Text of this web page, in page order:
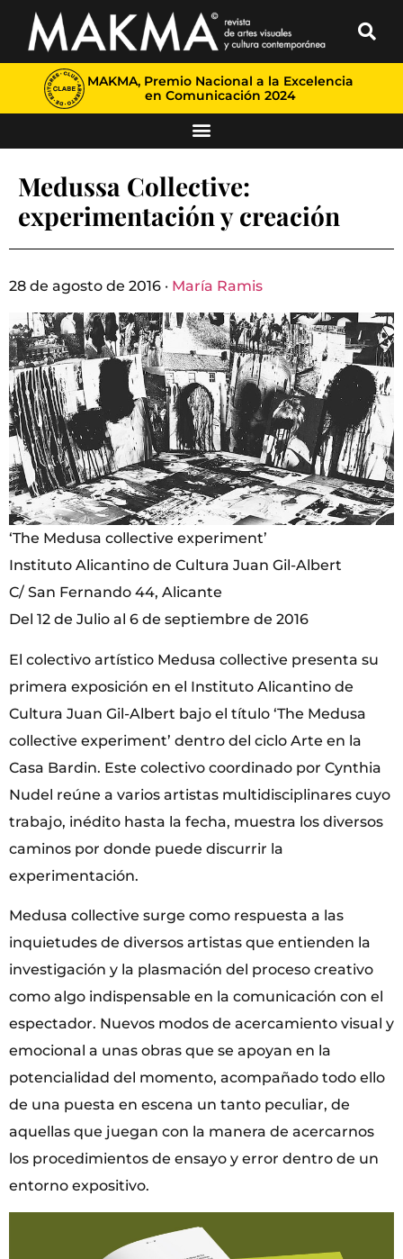
MAKMA, Premio Nacional a la Excelencia
en Comunicación 2024
Medussa Collective:
experimentación y creación
28 de agosto de 2016 · María Ramis
‘The Medusa collective experiment’
Instituto Alicantino de Cultura Juan Gil-Albert
C/ San Fernando 44, Alicante
Del 12 de Julio al 6 de septiembre de 2016
El colectivo artístico Medusa collective presenta su
primera exposición en el Instituto Alicantino de
Cultura Juan Gil-Albert bajo el título ‘The Medusa
collective experiment’ dentro del ciclo Arte en la
Casa Bardin. Este colectivo coordinado por Cynthia
Nudel reúne a varios artistas multidisciplinares cuyo
trabajo, inédito hasta la fecha, muestra los diversos
caminos por donde puede discurrir la
experimentación.
Medusa collective surge como respuesta a las
inquietudes de diversos artistas que entienden la
investigación y la plasmación del proceso creativo
como algo indispensable en la comunicación con el
espectador. Nuevos modos de acercamiento visual y
emocional a unas obras que se apoyan en la
potencialidad del momento, acompañado todo ello
de una puesta en escena un tanto peculiar, de
aquellas que juegan con la manera de acercarnos
los procedimientos de ensayo y error dentro de un
entorno expositivo.